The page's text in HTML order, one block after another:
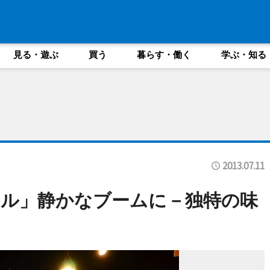
見る・遊ぶ 買う 暮らす・働く 学ぶ・知る
2013.07.11
」静かなブームに－独特の味